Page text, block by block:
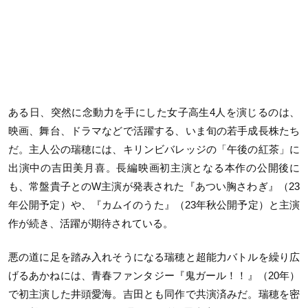
ある日、突然に念動力を手にした女子高生4人を演じるのは、
映画、舞台、ドラマなどで活躍する、いま旬の若手成長株たち
だ。主人公の瑞穂には、キリンビバレッジの「午後の紅茶」に
出演中の吉田美月喜。長編映画初主演となる本作の公開後に
も、常盤貴子とのW主演が発表された『あつい胸さわぎ』（23
年公開予定）や、『カムイのうた』（23年秋公開予定）と主演
作が続き、活躍が期待されている。
悪の道に足を踏み入れそうになる瑞穂と超能力バトルを繰り広
げるあかねには、青春ファンタジー『鬼ガール！！』（20年）
で初主演した井頭愛海。吉田とも同作で共演済みだ。瑞穂を密